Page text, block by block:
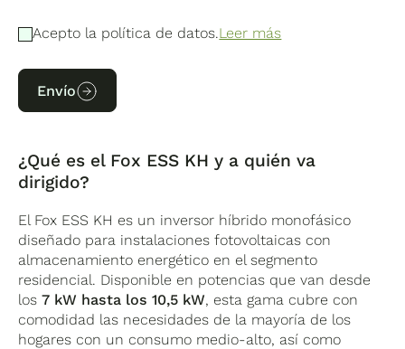
Acepto la política de datos.Leer más
Envío
¿Qué es el Fox ESS KH y a quién va
dirigido?
El Fox ESS KH es un inversor híbrido monofásico
diseñado para instalaciones fotovoltaicas con
almacenamiento energético en el segmento
residencial. Disponible en potencias que van desde
los7 kW hasta los 10,5 kW, esta gama cubre con
comodidad las necesidades de la mayoría de los
hogares con un consumo medio-alto, así como